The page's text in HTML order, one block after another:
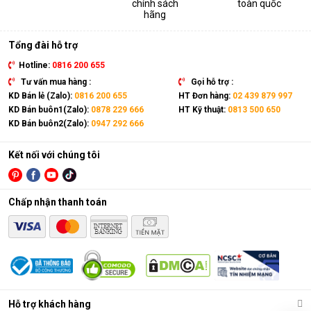
thiết bị. Sản phẩm có kích thước gọn nhẹ, kết hợp cùng bánh
xe và tay cầm nên có thể dễ dàng di chuyển tới mọi vị trí trong
Điều hòa di động là gì?
Các chức năng chính của máy bao gồm: Làm lạnh, quạt gió,
chính sách
hãng
toàn quốc
Tổng đài hỗ trợ
Hotline: 0816 200 655
Tư vấn mua hàng :
KD Bán lẻ (Zalo): 0816 200 655
KD Bán buôn1(Zalo): 0878 229 666
KD Bán buôn2(Zalo): 0947 292 666
Gọi hỗ trợ :
HT Đơn hàng: 02 439 879 997
HT Kỹ thuật: 0813 500 650
Hỗ trợ khách hàng
Kết nối với chúng tôi
Chấp nhận thanh toán